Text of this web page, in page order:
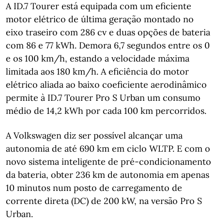
A ID.7 Tourer está equipada com um eficiente
motor elétrico de última geração montado no
eixo traseiro com 286 cv e duas opções de bateria
com 86 e 77 kWh. Demora 6,7 segundos entre os 0
e os 100 km/h, estando a velocidade máxima
limitada aos 180 km/h. A eficiência do motor
elétrico aliada ao baixo coeficiente aerodinâmico
permite à ID.7 Tourer Pro S Urban um consumo
médio de 14,2 kWh por cada 100 km percorridos.
A Volkswagen diz ser possível alcançar uma
autonomia de até 690 km em ciclo WLTP. E com o
novo sistema inteligente de pré-condicionamento
da bateria, obter 236 km de autonomia em apenas
10 minutos num posto de carregamento de
corrente direta (DC) de 200 kW, na versão Pro S
Urban.